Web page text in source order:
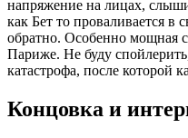
напряжение на лицах,
как Бет то проваливается в
обратно. Особенно мощная
Париже. Не буду
катастрофа, после которой
Концовка и